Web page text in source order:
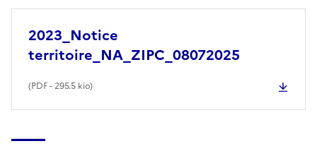
2023_Notice
territoire_NA_ZIPC_08072025
(PDF- 295.5 kio)